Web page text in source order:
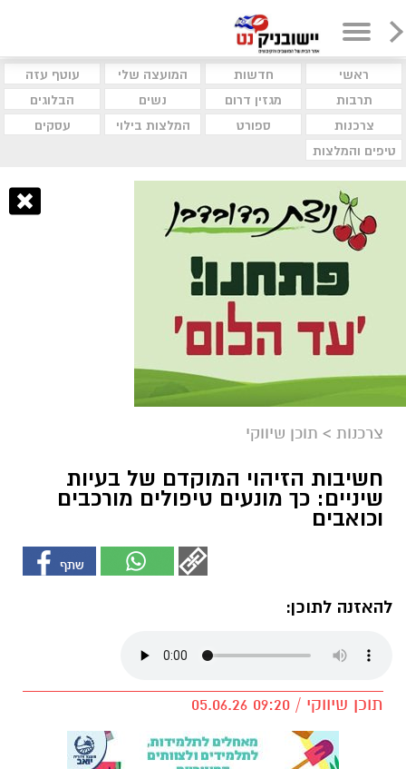
ראשי חדשות המועצה שלי
עוטף עזה
תרבות
מגזין דרום נשים
הבלוגים
צרכנות
ספורט המלצות בילוי
עסקים
טיפים והמלצות
צרכנות > תוכן שיווקי
חשיבות הזיהוי המוקדם של בעיות
שיניים: כך מונעים טיפולים מורכבים
וכואבים
להאזנה לתוכן:
תוכן שיווקי / 09:20 05.06.26